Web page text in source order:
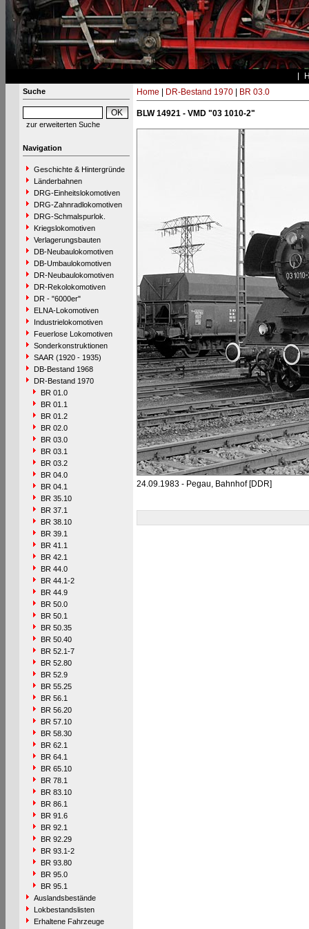
Suche
zur erweiterten Suche
Navigation
Geschichte & Hintergründe
Länderbahnen
DRG-Einheitslokomotiven
DRG-Zahnradlokomotiven
DRG-Schmalspurlok.
Kriegslokomotiven
Verlagerungsbauten
DB-Neubaulokomotiven
DB-Umbaulokomotiven
DR-Neubaulokomotiven
DR-Rekolokomotiven
DR - "6000er"
ELNA-Lokomotiven
Industrielokomotiven
Feuerlose Lokomotiven
Sonderkonstruktionen
SAAR (1920 - 1935)
DB-Bestand 1968
DR-Bestand 1970
BR 01.0
BR 01.1
BR 01.2
BR 02.0
BR 03.0
BR 03.1
BR 03.2
BR 04.0
BR 04.1
BR 35.10
BR 37.1
BR 38.10
BR 39.1
BR 41.1
BR 42.1
BR 44.0
BR 44.1-2
BR 44.9
BR 50.0
BR 50.1
BR 50.35
BR 50.40
BR 52.1-7
BR 52.80
BR 52.9
BR 55.25
BR 56.1
BR 56.20
BR 57.10
BR 58.30
BR 62.1
BR 64.1
BR 65.10
BR 78.1
BR 83.10
BR 86.1
BR 91.6
BR 92.1
BR 92.29
BR 93.1-2
BR 93.80
BR 95.0
BR 95.1
Auslandsbestände
Lokbestandslisten
Erhaltene Fahrzeuge
Home DR-Bestand 1970| BR 03.0
BLW 14921 - VMD "03 1010-2"
24.09.1983 - Pegau, Bahnhof [DDR]